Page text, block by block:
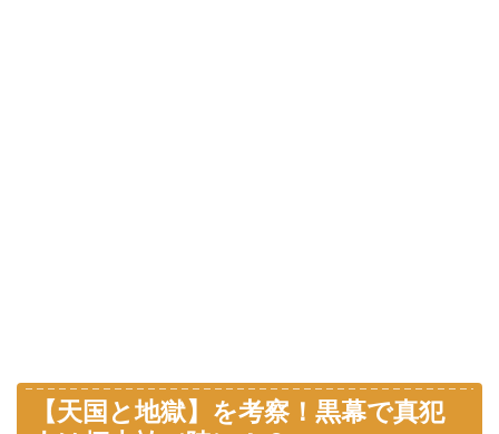
【天国と地獄】を考察！黒幕で真犯